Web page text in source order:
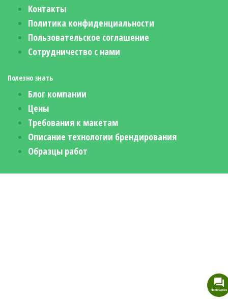
Контакты
Политика конфиденциальности
Пользовательское соглашение
Сотрудничество с нами
Полезно знать
Блог компании
Цены
Требования к макетам
Описание технологии брендирования
Образцы работ
Помощник